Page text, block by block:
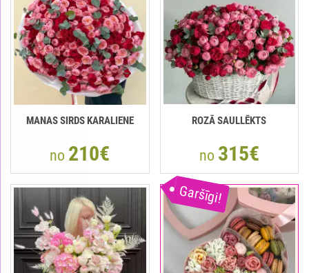
MANAS SIRDS KARALIENE
no 210€
ROZĀ SAULLĒKTS
no 315€
Garšīgi!